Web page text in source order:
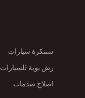
سمكرة سيارات
رش بوية للسيارات
اصلاح صدمات